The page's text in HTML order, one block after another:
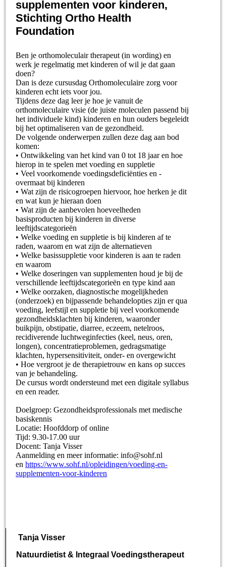
supplementen voor kinderen,
Stichting Ortho Health
Foundation
Ben je orthomoleculair therapeut (in wording) en
werk je regelmatig met kinderen of wil je dat gaan
doen?
Dan is deze cursusdag Orthomoleculaire zorg voor
kinderen echt iets voor jou.
Tijdens deze dag leer je hoe je vanuit de
orthomoleculaire visie (de juiste moleculen passend bij
het individuele kind) kinderen en hun ouders begeleidt
bij het optimaliseren van de gezondheid.
De volgende onderwerpen zullen deze dag aan bod
komen:
• Ontwikkeling van het kind van 0 tot 18 jaar en hoe
hierop in te spelen met voeding en suppletie
• Veel voorkomende voedingsdeficiënties en -
overmaat bij kinderen
• Wat zijn de risicogroepen hiervoor, hoe herken je dit
en wat kun je hieraan doen
• Wat zijn de aanbevolen hoeveelheden
basisproducten bij kinderen in diverse
leeftijdscategorieën
• Welke voeding en suppletie is bij kinderen af te
raden, waarom en wat zijn de alternatieven
• Welke basissuppletie voor kinderen is aan te raden
en waarom
• Welke doseringen van supplementen houd je bij de
verschillende leeftijdscategorieën en type kind aan
• Welke oorzaken, diagnostische mogelijkheden
(onderzoek) en bijpassende behandelopties zijn er qua
voeding, leefstijl en suppletie bij veel voorkomende
gezondheidsklachten bij kinderen, waaronder
buikpijn, obstipatie, diarree, eczeem, netelroos,
recidiverende luchtweginfecties (keel, neus, oren,
longen), concentratieproblemen, gedragsmatige
klachten, hypersensitiviteit, onder- en overgewicht
• Hoe vergroot je de therapietrouw en kans op succes
van je behandeling.
De cursus wordt ondersteund met een digitale syllabus
en een reader.
Doelgroep: Gezondheidsprofessionals met medische
basiskennis
Locatie: Hoofddorp of online
Tijd: 9.30-17.00 uur
Docent: Tanja Visser
Aanmelding en meer informatie: info@sohf.nl
enhttps://www.sohf.nl/opleidingen/voeding-en-
supplementen-voor-kinderen
Tanja Visser
Natuurdietist & Integraal Voedingstherapeut